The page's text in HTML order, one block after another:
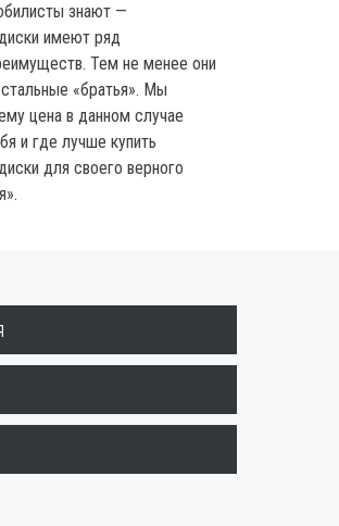
знают —
имеют ряд
Тем не менее они
«братья». Мы
цена в данном случае
и где лучше купить
для своего верного